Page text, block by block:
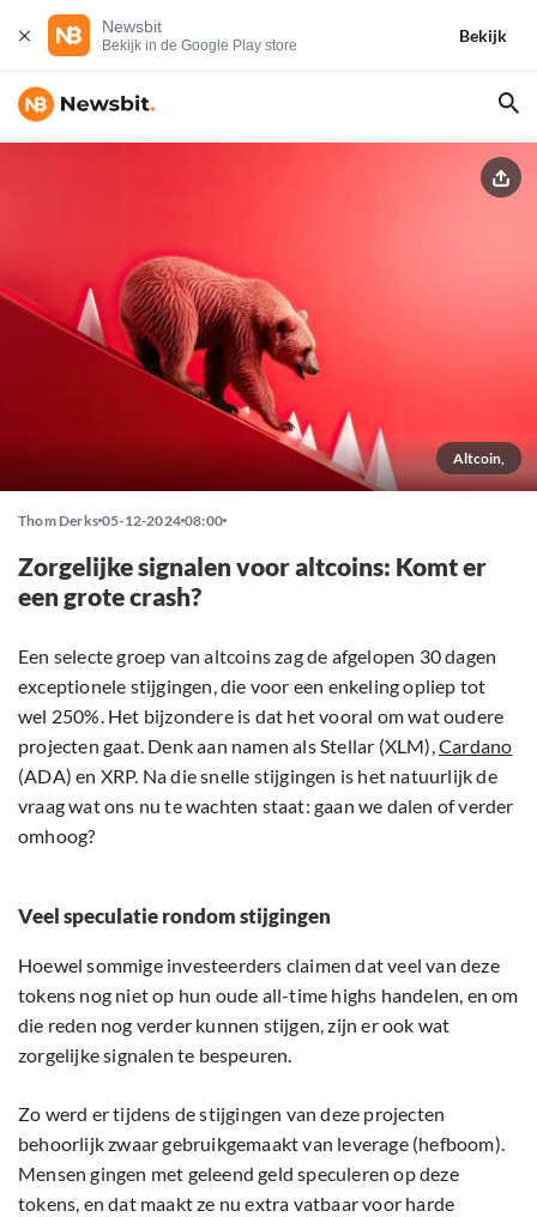
Newsbit
Bekijk in de Google Play store
Bekijk
Altcoin,
Thom Derks 05-12-2024 08:00
Zorgelijke signalen voor altcoins: Komt er
een grote crash?
Een selecte groep van altcoins zag de afgelopen 30 dagen
exceptionele stijgingen, die voor een enkeling opliep tot
wel 250%. Het bijzondere is dat het vooral om wat oudere
projecten gaat. Denk aan namen als Stellar (XLM),Cardano
(ADA) en XRP. Na die snelle stijgingen is het natuurlijk de
vraag wat ons nu te wachten staat: gaan we dalen of verder
omhoog?
Veel speculatie rondom stijgingen
Hoewel sommige investeerders claimen dat veel van deze
tokens nog niet op hun oude all-time highs handelen, en om
die reden nog verder kunnen stijgen, zijn er ook wat
zorgelijke signalen te bespeuren.
Zo werd er tijdens de stijgingen van deze projecten
behoorlijk zwaar gebruikgemaakt van leverage (hefboom).
Mensen gingen met geleend geld speculeren op deze
tokens, en dat maakt ze nu extra vatbaar voor harde